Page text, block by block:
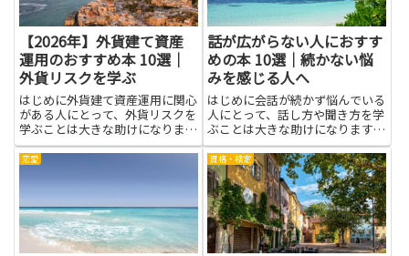
【2026年】外貨建て資産
運用のおすすめ本 10選｜
外貨リスクを学ぶ
はじめに外貨建て資産運用に関心
がある人にとって、外貨リスクを
学ぶことは大きな助けになりま
す。為替変動が資産価値に与える
影響や、金利差・インフレとの関
ジの必要性を冷静に判断できるよ
理...
話が広がらない人におすす
めの本 10選｜続かない悩
みを感じる人へ
はじめに会話が続かず悩んでいる
人にとって、話し方や聞き方を学
ぶことは大きな助けになります。
話が広がらない人は、言葉の選び
方や質問の仕方、相手の反応を引
き出す工夫が苦手なだけの場合が
多く、基礎を知ることで少しずつ
改善できます。本を通して具体
的...
恋愛 資格・検定